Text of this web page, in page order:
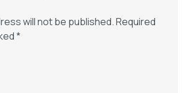
will not be published.Required
*